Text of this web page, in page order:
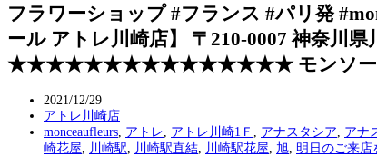
フラワーショップ #フランス #パリ
ール アトレ川崎店】 〒210-0007 神奈川
★★★★★★★★★★★★★★★ モンソーフルー
2021/12/29
アトレ川崎店
monceaufleurs アトレ アトレ川崎1Ｆ アナスタシア アナ
崎花屋
川崎駅 川崎駅直結 川崎駅花屋 旭 明日のご来店